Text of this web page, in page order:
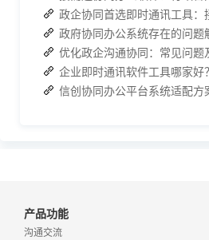
政府协同办公系统存在的问题
优化政企沟通协同：常见问题
企业即时通讯软件工具哪家
产品功能
沟通交流